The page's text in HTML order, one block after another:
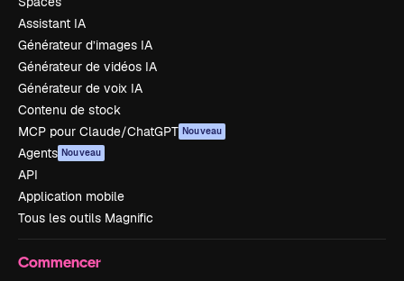
Assistant IA
Générateur d’images IA
Générateur de vidéos IA
Générateur de voix IA
Contenu de stock
MCP pour Claude/ChatGPT Nouveau
Agents Nouveau
API
Application mobile
Tous les outils Magnific
Commencer